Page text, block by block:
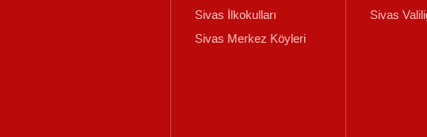
Sivas İlkokulları
Sivas Merkez Köyleri
Sivas